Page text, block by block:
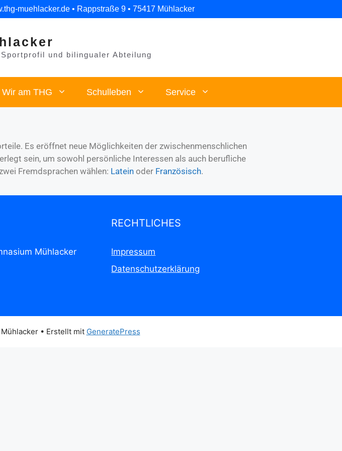
muehlacker.de • Rappstraße 9 • 75417 Mühlacker
und bilingualer Abteilung
Wir am THG Schulleben Service
Es eröffnet neue Möglichkeiten der zwischenmenschlichen
sein, um sowohl persönliche Interessen als auch berufliche
Fremdsprachen wählen: Latein oder Französisch.
Mühlacker
RECHTLICHES
Impressum
Datenschutzerklärung
• Erstellt mit GeneratePress